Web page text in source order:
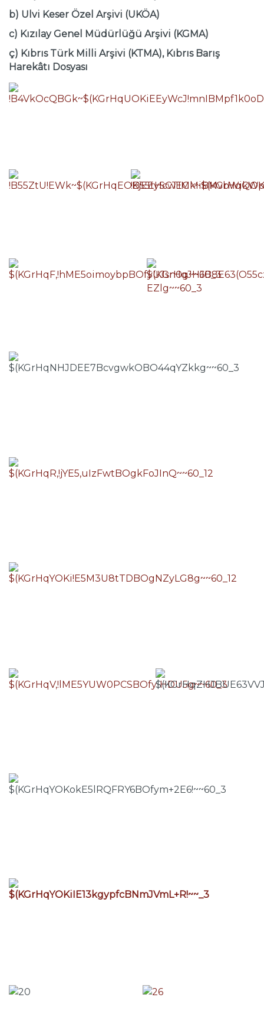
b) Ulvi Keser Özel Arşivi (UKÖA)
c) Kızılay Genel Müdürlüğü Arşivi (KGMA)
ç) Kıbrıs Türk Milli Arşivi (KTMA), Kıbrıs Barış
Harekâtı Dosyası